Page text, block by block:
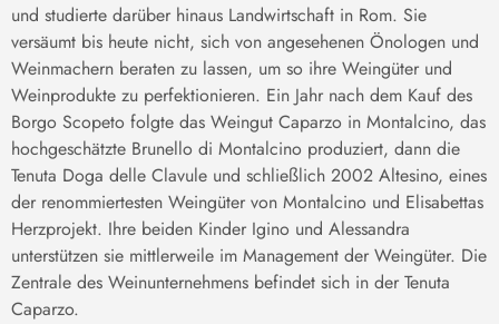
und studierte darüber hinaus Landwirtschaft in Rom. Sie
versäumt bis heute nicht, sich von angesehenen Önologen und
Weinmachern beraten zu lassen, um so ihre Weingüter und
Weinprodukte zu perfektionieren. Ein Jahr nach dem Kauf des
Borgo Scopeto folgte das Weingut Caparzo in Montalcino, das
hochgeschätzte Brunello di Montalcino produziert, dann die
Tenuta Doga delle Clavule und schließlich 2002 Altesino, eines
der renommiertesten Weingüter von Montalcino und Elisabettas
Herzprojekt. Ihre beiden Kinder Igino und Alessandra
unterstützen sie mittlerweile im Management der Weingüter. Die
Zentrale des Weinunternehmens befindet sich in der Tenuta
Caparzo.